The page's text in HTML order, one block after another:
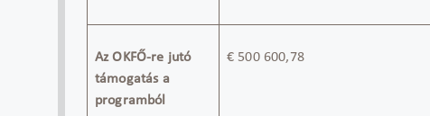
Az OKFŐ-re jutó
támogatás a
programból
€500 600,78